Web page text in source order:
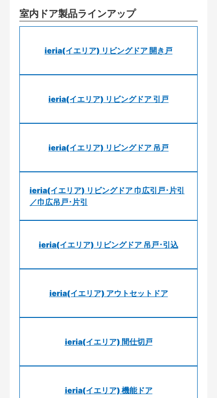
室内ドア製品ラインアップ
ieria(イエリア) リビングドア 開き戸
ieria(イエリア) リビングドア 引戸
ieria(イエリア) リビングドア 吊戸
ieria(イエリア) リビングドア 巾広引戸･片引
／巾広吊戸･片引
ieria(イエリア) リビングドア 吊戸･引込
ieria(イエリア) アウトセットドア
ieria(イエリア) 間仕切戸
ieria(イエリア) 機能ドア